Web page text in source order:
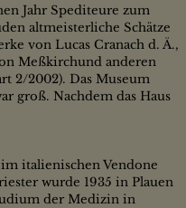
Jahr Spediteure zum
altmeisterliche Schätze
von Lucas Cranach d. Ä.,
Meßkirchund anderen
2/2002). Das Museum
groß. Nachdem das Haus
italienischen Vendone
wurde 1935 in Plauen
der Medizin in